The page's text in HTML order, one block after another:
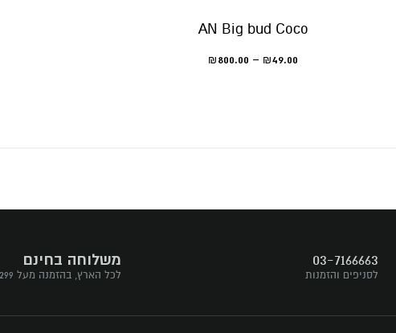
AN Big bud Coco
₪49.00
–
₪800.00
03-7166663
לסניפים והזמנות
משלוחה בחינם
לכל הארץ, בהזמנה מעל ₪299